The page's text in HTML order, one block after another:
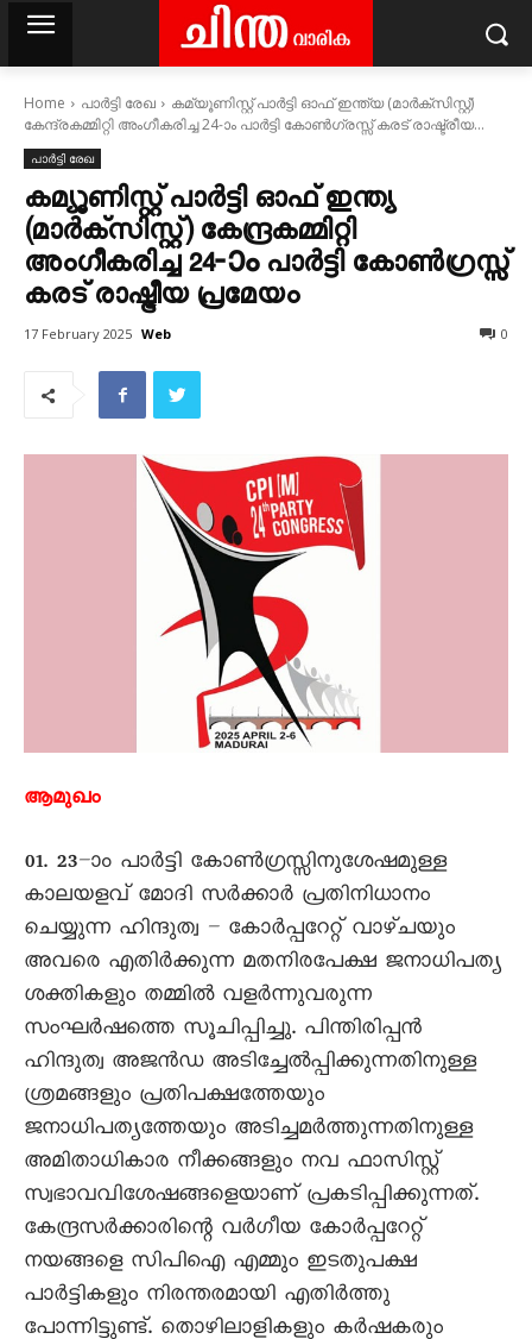
Home പാർട്ടി രേഖ
കമ്യൂണിസ്റ്റ് പാർട്ടി ഓഫ് ഇന്ത്യ (മാർക്സിസ്റ്റ്)
കേന്ദ്രകമ്മിറ്റി അംഗീകരിച്ച 24‐ാം പാർട്ടി കോൺഗ്രസ്സ് കരട് രാഷ്ട്രീയ...
പാർട്ടി രേഖ
കമ്യൂണിസ്റ്റ് പാർട്ടി ഓഫ് ഇന്ത്യ
(മാർക്സിസ്റ്റ്) കേന്ദ്രകമ്മിറ്റി
അംഗീകരിച്ച 24‐ാം പാർട്ടി കോൺഗ്രസ്സ്
കരട് രാഷ്ട്രീയ പ്രമേയം
17 February 2025 Web 0
ആമുഖം
01. 23–ാം പാർട്ടി കോൺഗ്രസ്സിനുശേഷമുള്ള
കാലയളവ് മോദി സർക്കാർ പ്രതിനിധാനം
ചെയ്യുന്ന ഹിന്ദുത്വ – കോർപ്പറേറ്റ് വാഴ്ചയും
അവരെ എതിർക്കുന്ന മതനിരപേക്ഷ ജനാധിപത്യ
ശക്തികളും തമ്മിൽ വളർന്നുവരുന്ന
സംഘർഷത്തെ സൂചിപ്പിച്ചു. പിന്തിരിപ്പൻ
ഹിന്ദുത്വ അജൻഡ അടിച്ചേൽപ്പിക്കുന്നതിനുള്ള
ശ്രമങ്ങളും പ്രതിപക്ഷത്തേയും
ജനാധിപത്യത്തേയും അടിച്ചമർത്തുന്നതിനുള്ള
അമിതാധികാര നീക്കങ്ങളും നവ ഫാസിസ്റ്റ്
സ്വഭാവവിശേഷങ്ങളെയാണ് പ്രകടിപ്പിക്കുന്നത്.
കേന്ദ്രസർക്കാരിന്റെ വർഗീയ കോർപ്പറേറ്റ്
നയങ്ങളെ സിപിഐ എമ്മും ഇടതുപക്ഷ
പാർട്ടികളും നിരന്തരമായി എതിർത്തു
പോന്നിട്ടുണ്ട്. തൊഴിലാളികളും കർഷകരും